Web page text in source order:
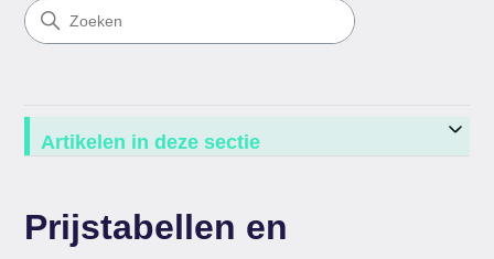
Artikelen in deze sectie
Prijstabellen en